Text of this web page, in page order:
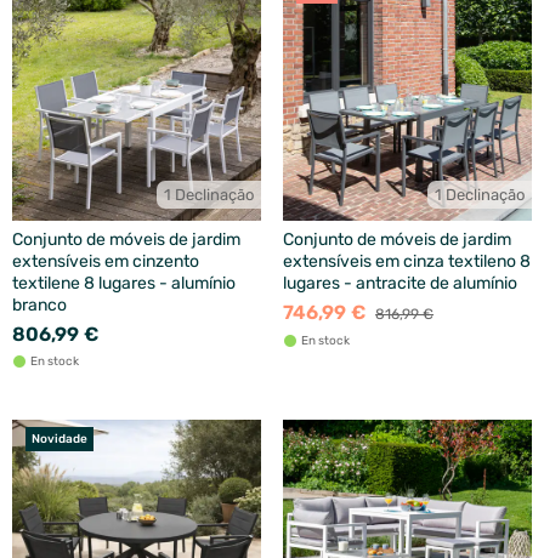
1 Declinação
Conjunto de móveis de jardim
extensíveis em cinzento
textilene 8 lugares - alumínio
branco
806,99 €
En stock
1 Declinação
Conjunto de móveis de jardim
extensíveis em cinza textileno 8
lugares - antracite de alumínio
746,99 € 816,99 €
En stock
Novidade